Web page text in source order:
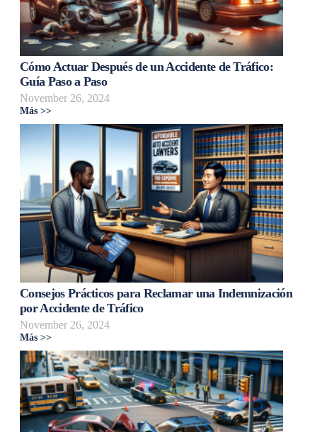
Cómo Actuar Después de un Accidente de Tráfico:
Guía Paso a Paso
November 26, 2024
Más >>
Consejos Prácticos para Reclamar una Indemnización
por Accidente de Tráfico
November 26, 2024
Más >>